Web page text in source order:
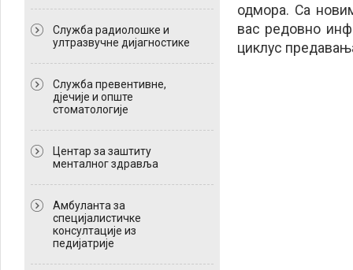
Служба радиолошке и
ултразвучне дијагностике
Служба превентивне,
дјечије и опште
стоматологије
Центар за заштиту
менталног здравља
Амбуланта за
специјалистичке
консултације из
педијатрије
одмора. Са
вас редовно
циклус